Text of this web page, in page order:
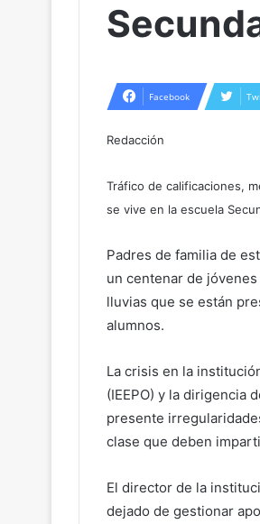
Facebook
Redacción
Tráfico de calificaciones,
se vive en la escuela
Padres de familia de
un centenar de
lluvias que se están
alumnos.
La crisis en la
(IEEPO) y la dirigencia
presente
clase que deben
El director de la
dejado de gestionar